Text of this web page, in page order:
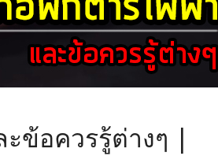
ข้อควรรู้ต่างๆ |